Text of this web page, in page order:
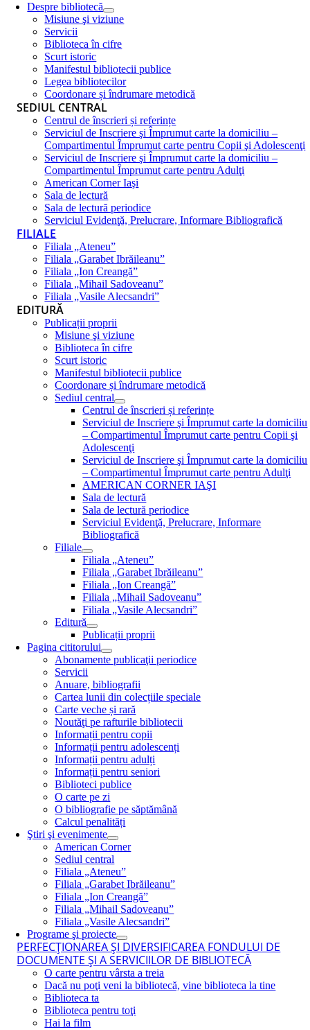
Despre bibliotecă
Misiune şi viziune
Servicii
Biblioteca în cifre
Scurt istoric
Manifestul bibliotecii publice
Legea bibliotecilor
Coordonare și îndrumare metodică
SEDIUL CENTRAL
Centrul de înscrieri și referințe
Serviciul de Inscriere şi Împrumut carte la domiciliu –
Compartimentul Împrumut carte pentru Copii şi Adolescenţi
Serviciul de Inscriere şi Împrumut carte la domiciliu –
Compartimentul Împrumut carte pentru Adulţi
American Corner Iaşi
Sala de lectură
Sala de lectură periodice
Serviciul Evidenţă, Prelucrare, Informare Bibliografică
FILIALE
Filiala „Ateneu”
Filiala „Garabet Ibrăileanu”
Filiala „Ion Creangă”
Filiala „Mihail Sadoveanu”
Filiala „Vasile Alecsandri”
EDITURĂ
Publicații proprii
Misiune şi viziune
Biblioteca în cifre
Scurt istoric
Manifestul bibliotecii publice
Coordonare și îndrumare metodică
Sediul central
Centrul de înscrieri și referințe
Serviciul de Inscriere şi Împrumut carte la domiciliu
– Compartimentul Împrumut carte pentru Copii şi
Adolescenţi
Serviciul de Inscriere şi Împrumut carte la domiciliu
– Compartimentul Împrumut carte pentru Adulţi
AMERICAN CORNER IAŞI
Sala de lectură
Sala de lectură periodice
Serviciul Evidenţă, Prelucrare, Informare
Bibliografică
Filiale
Filiala „Ateneu”
Filiala „Garabet Ibrăileanu”
Filiala „Ion Creangă”
Filiala „Mihail Sadoveanu”
Filiala „Vasile Alecsandri”
Editură
Publicații proprii
Pagina cititorului
Abonamente publicaţii periodice
Servicii
Anuare, bibliografii
Cartea lunii din colecțiile speciale
Carte veche și rară
Noutăţi pe rafturile bibliotecii
Informații pentru copii
Informații pentru adolescenți
Informații pentru adulți
Informații pentru seniori
Biblioteci publice
O carte pe zi
O bibliografie pe săptămână
Calcul penalități
Ştiri şi evenimente
American Corner
Sediul central
Filiala „Ateneu”
Filiala „Garabet Ibrăileanu”
Filiala „Ion Creangă”
Filiala „Mihail Sadoveanu”
Filiala „Vasile Alecsandri”
Programe şi proiecte
PERFECŢIONAREA ŞI DIVERSIFICAREA FONDULUI DE
DOCUMENTE ŞI A SERVICIILOR DE BIBLIOTECĂ
O carte pentru vârsta a treia
Dacă nu poţi veni la bibliotecă, vine biblioteca la tine
Biblioteca ta
Biblioteca pentru toţi
Hai la film